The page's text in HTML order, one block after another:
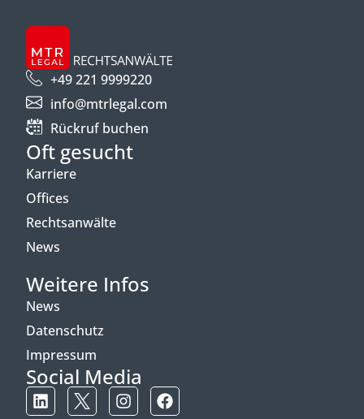
+49 221 9999220
info@mtrlegal.com
Rückruf buchen
Oft gesucht
Karriere
Offices
Rechtsanwälte
News
Weitere Infos
News
Datenschutz
Impressum
Social Media